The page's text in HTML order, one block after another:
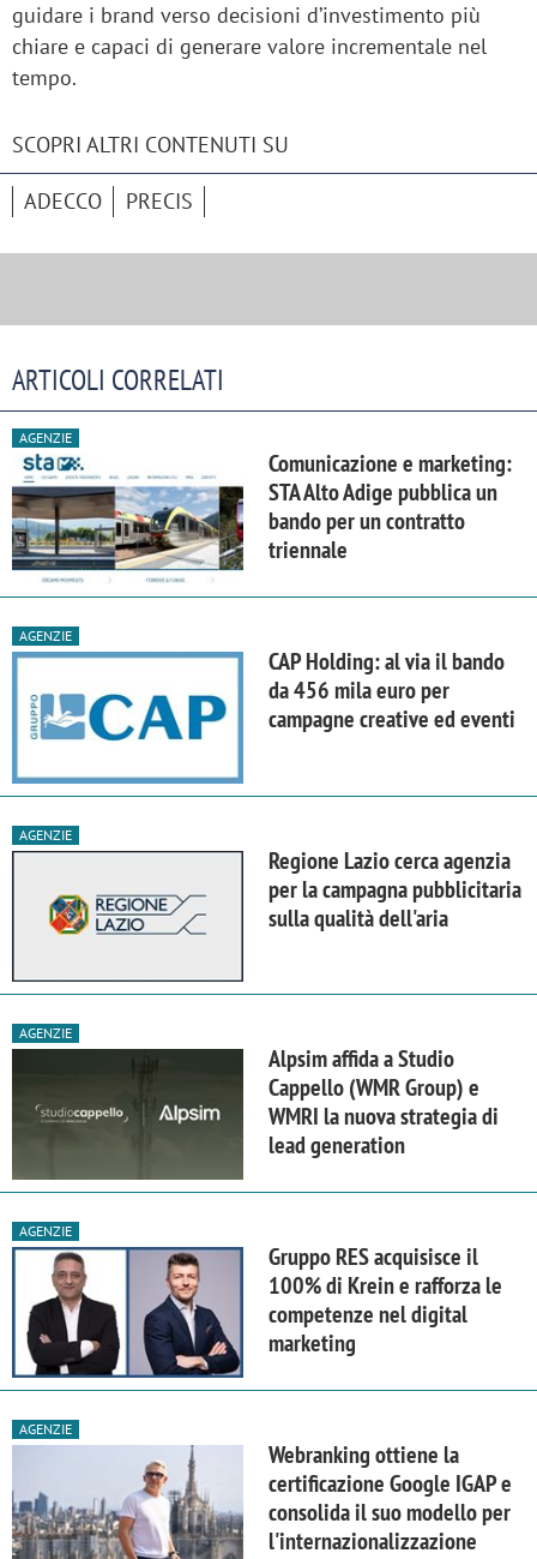
guidare i brand verso decisioni d’investimento più
chiare e capaci di generare valore incrementale nel
tempo.
SCOPRI ALTRI CONTENUTI SU
ADECCO PRECIS
ARTICOLI CORRELATI
AGENZIE
Comunicazione e marketing:
STA Alto Adige pubblica un
bando per un contratto
triennale
AGENZIE
CAP Holding: al via il bando
da 456 mila euro per
campagne creative ed eventi
AGENZIE
Regione Lazio cerca agenzia
per la campagna pubblicitaria
sulla qualità dell'aria
AGENZIE
Alpsim affida a Studio
Cappello (WMR Group) e
WMRI la nuova strategia di
lead generation
AGENZIE
Gruppo RES acquisisce il
100% di Krein e rafforza le
competenze nel digital
marketing
AGENZIE
Webranking ottiene la
certificazione Google IGAP e
consolida il suo modello per
l'internazionalizzazione